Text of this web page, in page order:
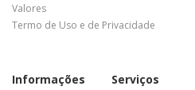
Valores
Termo de Uso e de Privacidade
Informações Serviços